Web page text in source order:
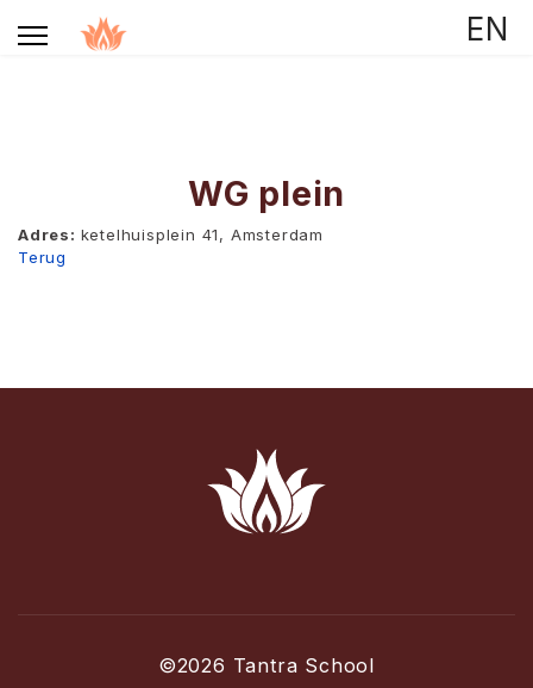
EN
WG plein
Adres: ketelhuisplein 41, Amsterdam
Terug
©2026 Tantra School